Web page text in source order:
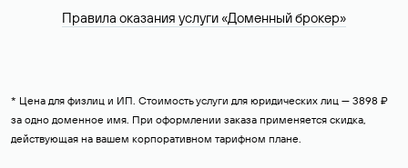
Правила оказания услуги «Доменный брокер»
* Цена для физлиц и ИП. Стоимость услуги для юридических лиц — 3898 ₽
за одно доменное имя. При оформлении заказа применяется скидка,
действующая на вашем корпоративном тарифном плане.